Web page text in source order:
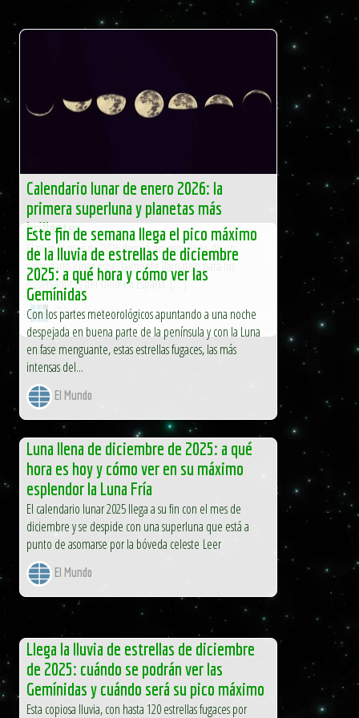
Calendario lunar de enero 2026: la
primera superluna y planetas más
brillantes
El primer mes de 2026 llegará acompañado de un
calendario lunar especialmente llamativo para los
observadores del cielo en España. […]
El Independiente
Este fin de semana llega el pico máximo
de la lluvia de estrellas de diciembre
2025: a qué hora y cómo ver las
Gemínidas
Con los partes meteorológicos apuntando a una noche
despejada en buena parte de la península y con la Luna
en fase menguante, estas estrellas fugaces, las más
intensas del...
El Mundo
Luna llena de diciembre de 2025: a qué
hora es hoy y cómo ver en su máximo
esplendor la Luna Fría
El calendario lunar 2025 llega a su fin con el mes de
diciembre y se despide con una superluna que está a
punto de asomarse por la bóveda celeste Leer
El Mundo
Llega la lluvia de estrellas de diciembre
de 2025: cuándo se podrán ver las
Gemínidas y cuándo será su pico máximo
Esta copiosa lluvia, con hasta 120 estrellas fugaces por